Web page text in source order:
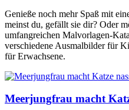
Genieße noch mehr Spaß mit
meinst du, gefällt sie dir? Oder
umfangreichen Malvorlagen-
verschiedene Ausmalbilder für
für Erwachsene.
Meerjungfrau macht